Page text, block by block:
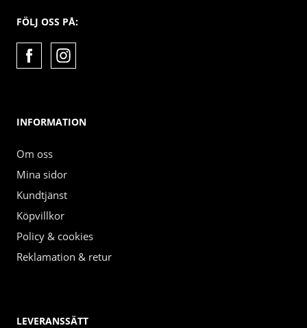
FÖLJ OSS PÅ:
INFORMATION
Om oss
Mina sidor
Kundtjänst
Köpvillkor
Policy & cookies
Reklamation & retur
LEVERANSSÄTT